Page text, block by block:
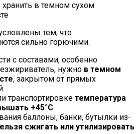
в темном сухом
тем, что
сильно горючими.
с составами, особенно
нужно в темном
, закрытом от прямых
транспортировке температура
+45°С.
баллоны, банки, бутылки из-
сжигать или утилизировать